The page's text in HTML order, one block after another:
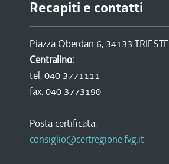
Recapiti e contatti
Piazza Oberdan 6, 34133 TRIESTE
Centralino:
tel. 040 3771111
fax. 040 3773190
Posta certificata:
consiglio@certregione.fvg.it